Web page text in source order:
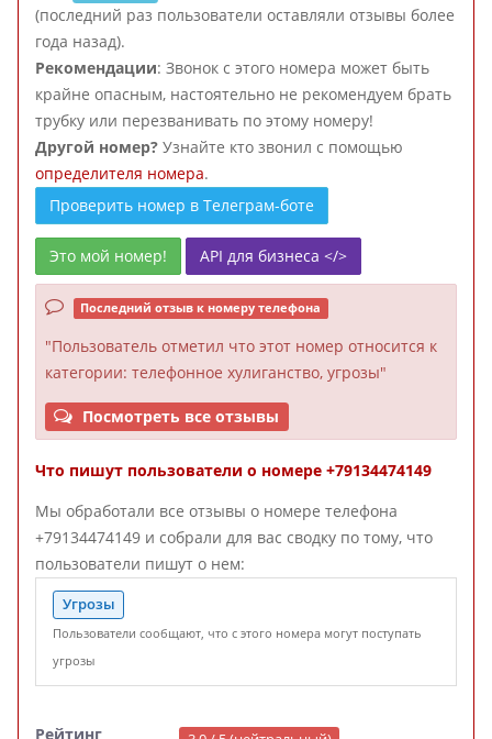
(последний раз пользователи оставляли отзывы более
года назад).
Рекомендации: Звонок с этого номера может быть
крайне опасным, настоятельно не рекомендуем брать
трубку или перезванивать по этому номеру!
Другой номер? Узнайте кто звонил с помощью
определителя номера.
Проверить номер в Телеграм-боте
Это мой номер! API для бизнеса </>
Последний отзыв к номеру телефона
"Пользователь отметил что этот номер относится к
категории: телефонное хулиганство, угрозы"
Посмотреть все отзывы
Что пишут пользователи о номере +79134474149
Мы обработали все отзывы о номере телефона
+79134474149 и собрали для вас сводку по тому, что
пользователи пишут о нем:
Угрозы
Пользователи сообщают, что с этого номера могут поступать
угрозы
Рейтинг